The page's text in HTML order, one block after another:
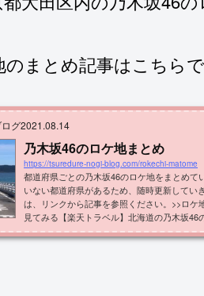
まとめ記事はこちらで
グ2021.08.14
乃木坂46のロケ地まとめ
https://tsuredure-nogi-blog.com/rokechi-matome
都道府県ごとの乃木坂46のロケ地をまとめて
いない都道府県があるため、随時更新してい
は、リンクから記事を参照ください。>>ロケ
見てみる【楽天トラベル】北海道の乃木坂46
のヒット祈願で訪れたロケ地があります。東
北地方にあるロケ地をまとめて紹介していま